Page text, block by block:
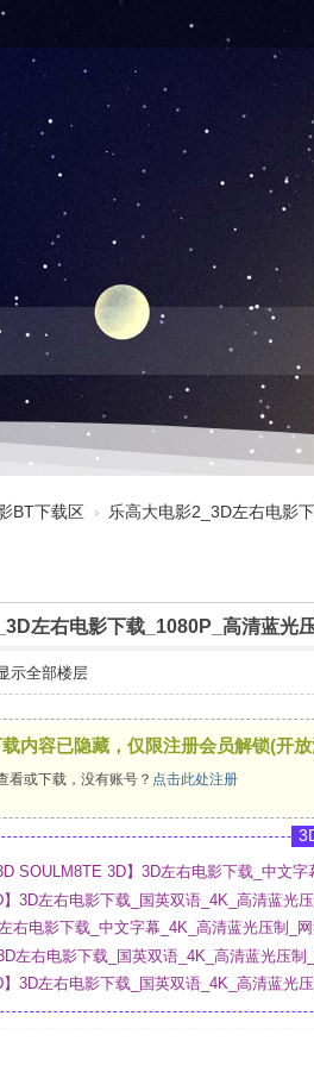
BT下载区 › 乐高大电影2_3D左右电影
左右电影下载_1080P_高清蓝光
示全部楼层
内容已隐藏，仅限注册会员解锁(开
看或下载，没有账号？ 点击此处注册
SOULM8TE 3D】3D左右电影下载_中文字
3D左右电影下载_国英双语_4K_高清蓝光压
右电影下载_中文字幕_4K_高清蓝光压制_
左右电影下载_国英双语_4K_高清蓝光压制
3D左右电影下载_国英双语_4K_高清蓝光压